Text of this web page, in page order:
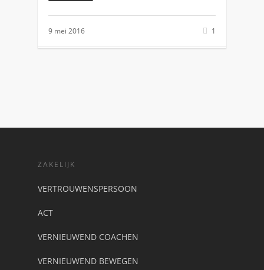
9 mei 2016 1
ZAKELIJK
VERTROUWENSPERSOON
ACT
VERNIEUWEND COACHEN
VERNIEUWEND BEWEGEN